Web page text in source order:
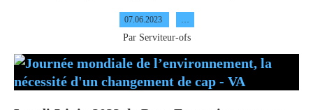
07.06.2023 …
Par Serviteur-ofs